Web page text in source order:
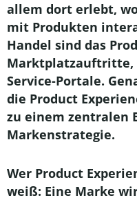
allem dort erlebt,
mit Produkten
Handel sind das
Marktplatzauftritte,
Service-Portale.
die Product
zu einem zentralen
Markenstrategie.
Wer Product
weiß: Eine Marke